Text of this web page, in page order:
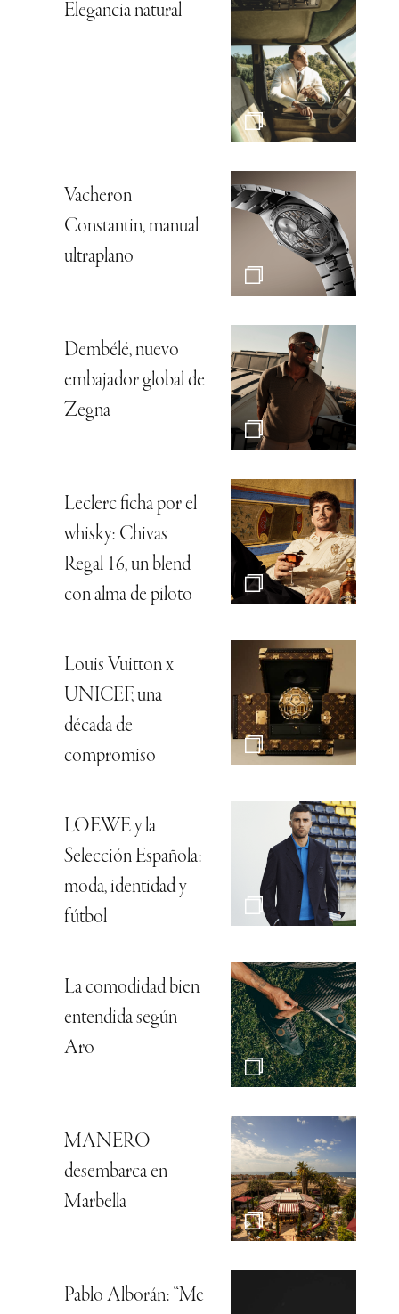
Elegancia natural
Vacheron
Constantin, manual
ultraplano
Dembélé, nuevo
embajador global de
Zegna
Leclerc ficha por el
whisky: Chivas
Regal 16, un blend
con alma de piloto
Louis Vuitton x
UNICEF, una
década de
compromiso
LOEWE y la
Selección Española:
moda, identidad y
fútbol
La comodidad bien
entendida según
Aro
MANERO
desembarca en
Marbella
Pablo Alborán: “Me